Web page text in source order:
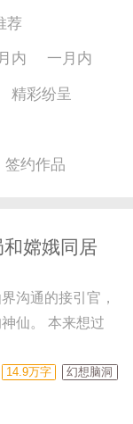
荐
内
一月内
精彩纷呈
签约作品
嫦娥同居
沟通的接引官，
仙。 本来想过
然是大学时的校
14.9万字 幻想脑洞